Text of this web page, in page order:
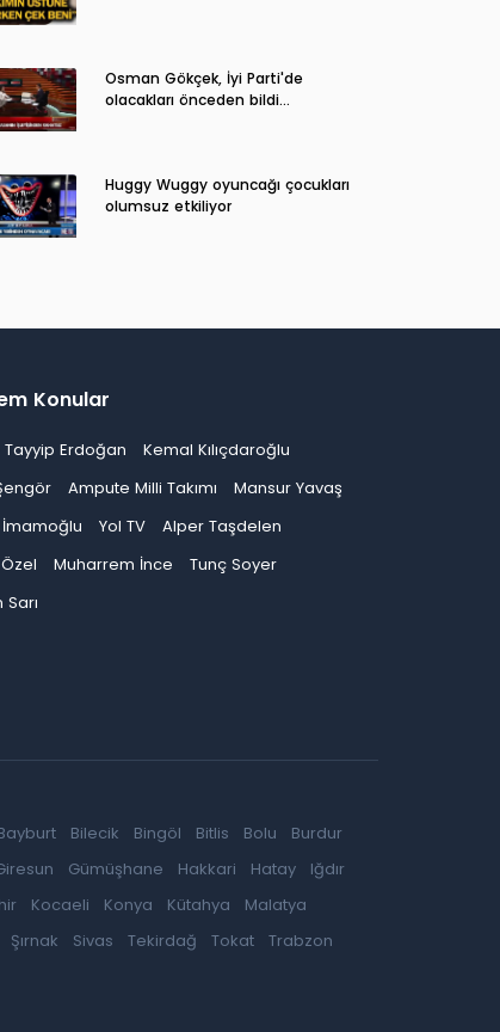
Osman Gökçek, İyi Parti'de
olacakları önceden bildi...
Huggy Wuggy oyuncağı çocukları
olumsuz etkiliyor
Konular
Erdoğan
Kemal Kılıçdaroğlu
Ampute Milli Takımı
Mansur Yavaş
Yol TV
Alper Taşdelen
Muharrem İnce
Tunç Soyer
Bilecik Bingöl Bitlis Bolu
Burdur
Gümüşhane Hakkari Hatay
Iğdır
Kocaeli Konya Kütahya
Malatya
Şırnak Sivas Tekirdağ Tokat
Trabzon